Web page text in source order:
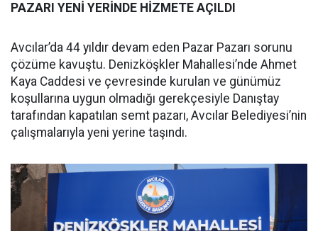
PAZARI YENİ YERİNDE HİZMETE AÇILDI
Avcılar’da 44 yıldır devam eden Pazar Pazarı sorunu
çözüme kavuştu. Denizköşkler Mahallesi’nde Ahmet
Kaya Caddesi ve çevresinde kurulan ve günümüz
koşullarına uygun olmadığı gerekçesiyle Danıştay
tarafından kapatılan semt pazarı, Avcılar Belediyesi’nin
çalışmalarıyla yeni yerine taşındı.